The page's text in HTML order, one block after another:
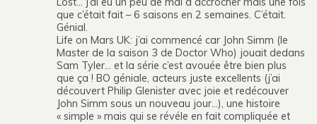
que c’était fait – 6 saisons en 2 semaines. C’était.
Génial.
Life on Mars UK: j’ai commencé car John Simm (le
Master de la saison 3 de Doctor Who) jouait dedans
Sam Tyler… et la série c’est avouée être bien plus
que ça ! BO géniale, acteurs juste excellents (j’ai
découvert Philip Glenister avec joie et redécouver
John Simm sous un nouveau jour…), une histoire
« simple » mais qui se révéle en fait compliquée et